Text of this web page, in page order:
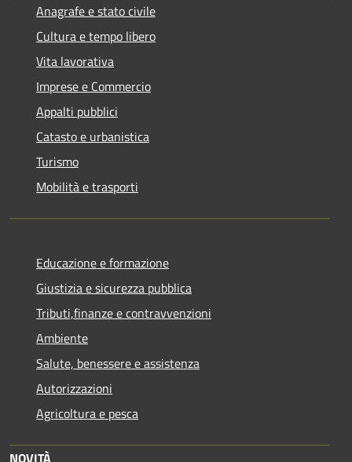
Anagrafe e stato civile
Cultura e tempo libero
Vita lavorativa
Imprese e Commercio
Appalti pubblici
Catasto e urbanistica
Turismo
Mobilità e trasporti
Educazione e formazione
Giustizia e sicurezza pubblica
Tributi,finanze e contravvenzioni
Ambiente
Salute, benessere e assistenza
Autorizzazioni
Agricoltura e pesca
NOVITÀ